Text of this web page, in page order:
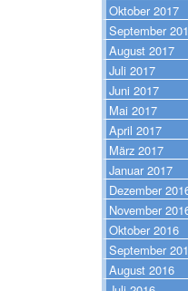
Oktober 2017
September
August 2017
Juli 2017
Juni 2017
Mai 2017
April 2017
März 2017
Januar 2017
Dezember
November
Oktober 2016
September
August 2016